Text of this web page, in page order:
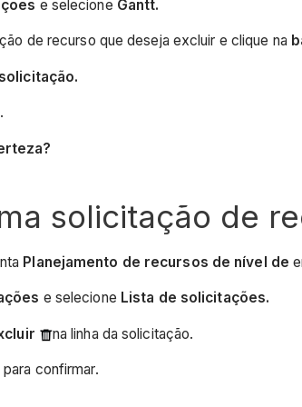
e selecione Gantt.
de recurso que deseja excluir e clique na
.
solicitação de
Planejamento de recursos de nível de
e selecione Lista de solicitações.
na linha da solicitação.
para confirmar.